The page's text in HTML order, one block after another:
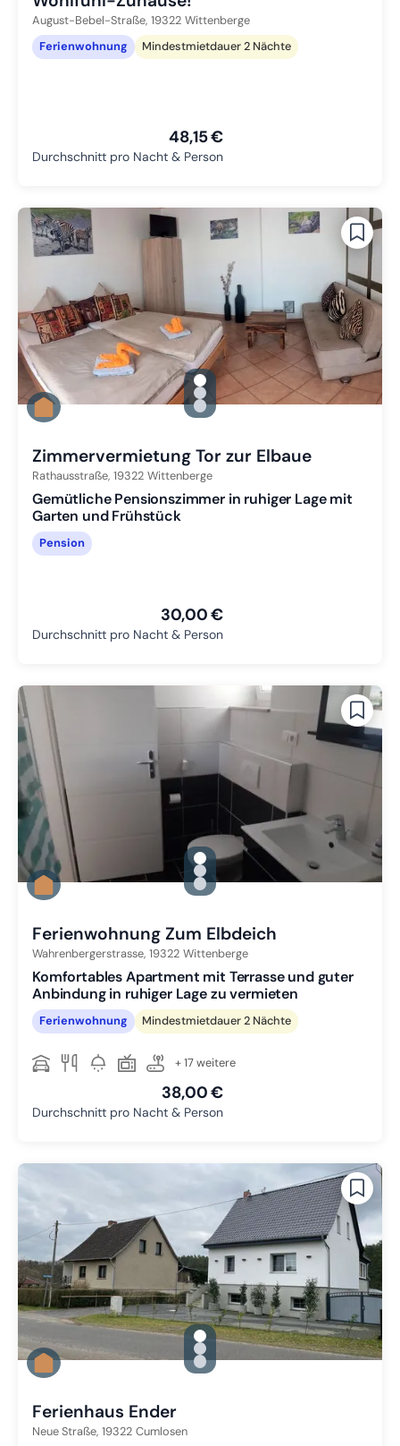
August-Bebel-Straße, 19322 Wittenberge
Ferienwohnung
Mindestmietdauer 2 Nächte
48,15 €
Durchschnitt pro Nacht & Person
gallery.slide_selector
Zu Slide 1 wechseln
Zu Slide 2 wechseln
Zu Slide 3 wechseln
Zimmervermietung Tor zur Elbaue
Rathausstraße, 19322 Wittenberge
Gemütliche Pensionszimmer in ruhiger Lage mit
Garten und Frühstück
Pension
30,00 €
Durchschnitt pro Nacht & Person
gallery.slide_selector
Zu Slide 1 wechseln
Zu Slide 2 wechseln
Zu Slide 3 wechseln
Ferienwohnung Zum Elbdeich
Wahrenbergerstrasse, 19322 Wittenberge
Komfortables Apartment mit Terrasse und guter
Anbindung in ruhiger Lage zu vermieten
Ferienwohnung Mindestmietdauer 2 Nächte
+ 17 weitere
38,00 €
Durchschnitt pro Nacht & Person
gallery.slide_selector
Zu Slide 1 wechseln
Zu Slide 2 wechseln
Zu Slide 3 wechseln
Ferienhaus Ender
Neue Straße, 19322 Cumlosen